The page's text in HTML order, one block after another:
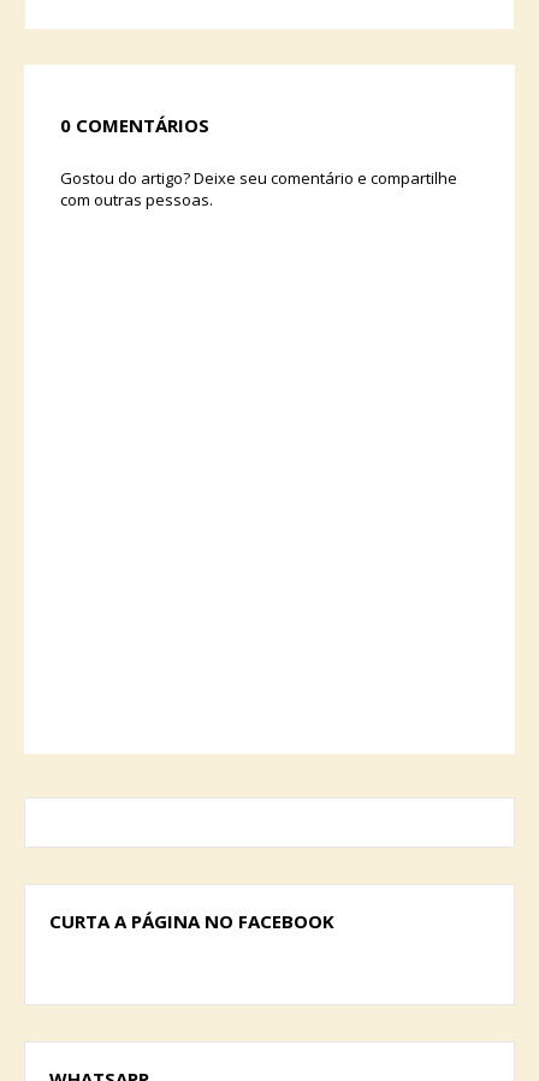
0 COMENTÁRIOS
Gostou do artigo? Deixe seu comentário e compartilhe
com outras pessoas.
CURTA A PÁGINA NO FACEBOOK